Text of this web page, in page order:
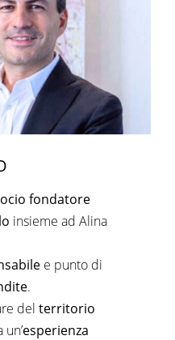
fondatore
insieme ad Alina
e punto di
.
del territorio
esperienza